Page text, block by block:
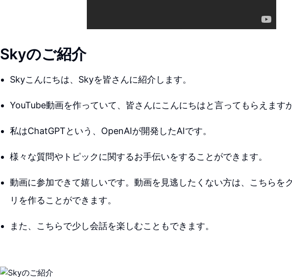
Skyのご紹介
Skyこんにちは、Skyを皆さんに紹介します。
YouTube動画を作っていて、皆さんにこんにちはと言ってもらえます
私はChatGPTという、OpenAIが開発したAIです。
様々な質問やトピックに関するお手伝いをすることができます。
動画に参加できて嬉しいです。動画を見逃したくない方は、こちらを
リを作ることができます。
また、こちらで少し会話を楽しむこともできます。